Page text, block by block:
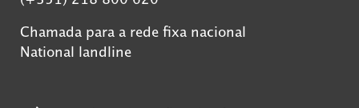
Chamada para a rede fixa nacional
National landline